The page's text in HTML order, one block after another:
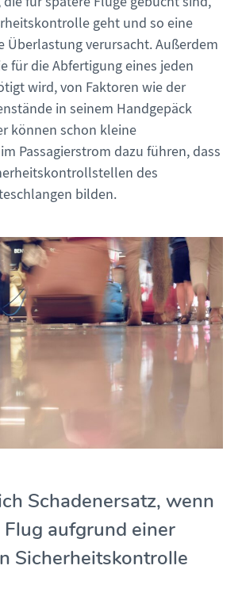
geht und so eine
Überlastung verursacht. Außerdem
für die Abfertigung eines jeden
wird, von Faktoren wie der
in seinem Handgepäck
können schon kleine
Passagierstrom dazu führen, dass
des
bilden.
Schadenersatz, wenn
aufgrund einer
Sicherheitskontrolle